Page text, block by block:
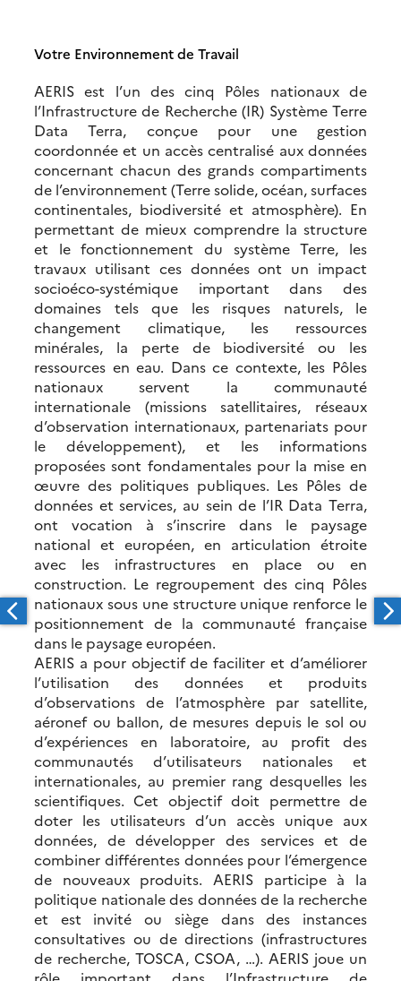
Votre Environnement de Travail
AERIS est l’un des cinq Pôles nationaux de
l’Infrastructure de Recherche (IR) Système Terre
Data Terra, conçue pour une gestion
coordonnée et un accès centralisé aux données
concernant chacun des grands compartiments
de l’environnement (Terre solide, océan, surfaces
continentales, biodiversité et atmosphère). En
permettant de mieux comprendre la structure
et le fonctionnement du système Terre, les
travaux utilisant ces données ont un impact
socioéco-systémique important dans des
domaines tels que les risques naturels, le
changement climatique, les ressources
minérales, la perte de biodiversité ou les
ressources en eau. Dans ce contexte, les Pôles
nationaux servent la communauté
internationale (missions satellitaires, réseaux
d’observation internationaux, partenariats pour
le développement), et les informations
proposées sont fondamentales pour la mise en
œuvre des politiques publiques. Les Pôles de
données et services, au sein de l’IR Data Terra,
ont vocation à s’inscrire dans le paysage
national et européen, en articulation étroite
avec les infrastructures en place ou en
construction. Le regroupement des cinq Pôles
nationaux sous une structure unique renforce le
positionnement de la communauté française
dans le paysage européen.
AERIS a pour objectif de faciliter et d’améliorer
l’utilisation des données et produits
d’observations de l’atmosphère par satellite,
aéronef ou ballon, de mesures depuis le sol ou
d’expériences en laboratoire, au profit des
communautés d’utilisateurs nationales et
internationales, au premier rang desquelles les
scientifiques. Cet objectif doit permettre de
doter les utilisateurs d’un accès unique aux
données, de développer des services et de
combiner différentes données pour l’émergence
de nouveaux produits. AERIS participe à la
politique nationale des données de la recherche
et est invité ou siège dans des instances
consultatives ou de directions (infrastructures
de recherche, TOSCA, CSOA, …). AERIS joue un